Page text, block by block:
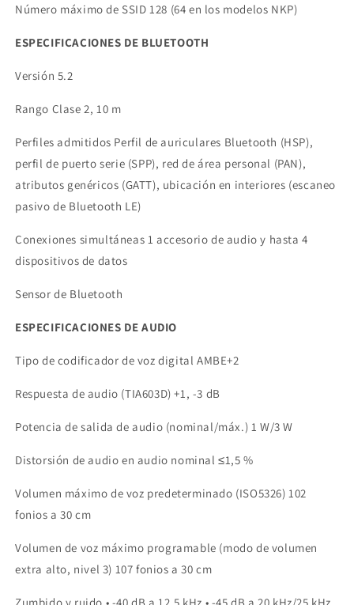
Número máximo de SSID 128 (64 en los modelos NKP)
ESPECIFICACIONES DE BLUETOOTH
Versión 5.2
Rango Clase 2, 10 m
Perfiles admitidos Perfil de auriculares Bluetooth (HSP),
perfil de puerto serie (SPP), red de área personal (PAN),
atributos genéricos (GATT), ubicación en interiores (escaneo
pasivo de Bluetooth LE)
Conexiones simultáneas 1 accesorio de audio y hasta 4
dispositivos de datos
Sensor de Bluetooth
ESPECIFICACIONES DE AUDIO
Tipo de codificador de voz digital AMBE+2
Respuesta de audio (TIA603D) +1, -3 dB
Potencia de salida de audio (nominal/máx.) 1 W/3 W
Distorsión de audio en audio nominal ≤1,5 %
Volumen máximo de voz predeterminado (ISO5326) 102
fonios a 30 cm
Volumen de voz máximo programable (modo de volumen
extra alto, nivel 3) 107 fonios a 30 cm
Zumbido y ruido • -40 dB a 12,5 kHz • -45 dB a 20 kHz/25 kHz